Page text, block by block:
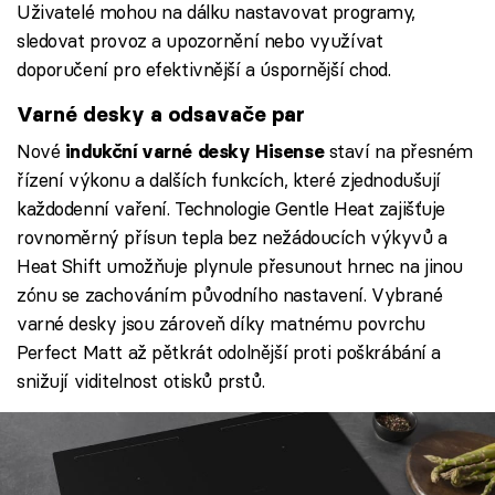
Uživatelé mohou na dálku nastavovat programy,
sledovat provoz a upozornění nebo využívat
doporučení pro efektivnější a úspornější chod.
Varné desky a odsavače par
Nové indukční varné desky Hisense staví na přesném
řízení výkonu a dalších funkcích, které zjednodušují
každodenní vaření. Technologie Gentle Heat zajišťuje
rovnoměrný přísun tepla bez nežádoucích výkyvů a
Heat Shift umožňuje plynule přesunout hrnec na jinou
zónu se zachováním původního nastavení. Vybrané
varné desky jsou zároveň díky matnému povrchu
Perfect Matt až pětkrát odolnější proti poškrábání a
snižují viditelnost otisků prstů.